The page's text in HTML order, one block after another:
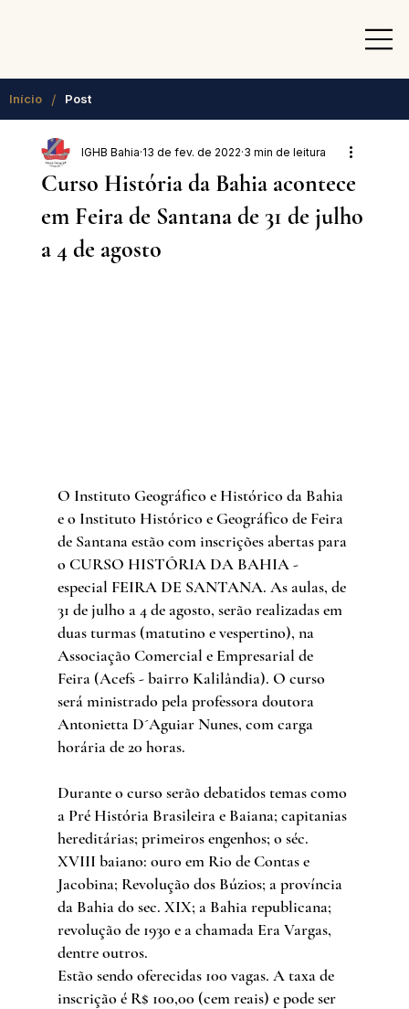
Início / Post
Curso História da Bahia acontece
em Feira de Santana de 31 de julho
a 4 de agosto
IGHB Bahia 13 de fev. de 2022 3 min de leitura
O Instituto Geográfico e Histórico da Bahia
e o Instituto Histórico e Geográfico de Feira
de Santana estão com inscrições abertas para
o CURSO HISTÓRIA DA BAHIA -
especial FEIRA DE SANTANA. As aulas, de
31 de julho a 4 de agosto, serão realizadas em
duas turmas (matutino e vespertino), na
Associação Comercial e Empresarial de
Feira (Acefs - bairro Kalilândia). O curso
será ministrado pela professora doutora
Antonietta D´Aguiar Nunes, com carga
horária de 20 horas.
Durante o curso serão debatidos temas como
a Pré História Brasileira e Baiana; capitanias
hereditárias; primeiros engenhos; o séc.
XVIII baiano: ouro em Rio de Contas e
Jacobina; Revolução dos Búzios; a província
da Bahia do sec. XIX; a Bahia republicana;
revolução de 1930 e a chamada Era Vargas,
dentre outros.
Estão sendo oferecidas 100 vagas. A taxa de
inscrição é R$ 100,00 (cem reais) e pode ser